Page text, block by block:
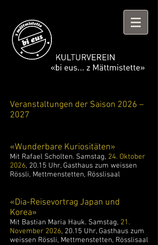
Veranstaltungen der Saison 2026 –
2027
«Wunderbare Kuriositäten»
Mit Rafael Scholten. Samstag, 24. Oktober
2026, 20.15 Uhr, Gasthaus zum weissen
Rössli, Mettmenstetten, Rösslisaal
«Dia-Reisevortrag Japan und
Korea»
Mit Bastian Maria Hauk. Samstag, 21.
November 2026, 20.15 Uhr, Gasthaus zum
weissen Rössli, Mettmenstetten, Rösslisaal